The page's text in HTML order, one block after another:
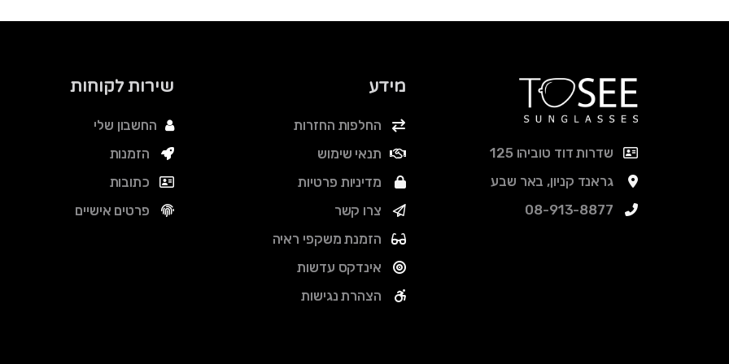
שדרות דוד טוביהו 125
גראנד קניון, באר שבע
08-913-8877
מידע
החלפות החזרות
תנאי שימוש
מדיניות פרטיות
צרו קשר
הזמנת משקפי ראיה
אינדקס עדשות
הצהרת נגישות
שירות לקוחות
החשבון שלי
הזמנות
כתובות
פרטים אישיים